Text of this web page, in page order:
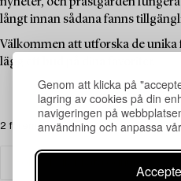
Genom att klicka på
lagring av cookies på din
navigeringen på
användning och anpassa
långt innan sådana fanns
Välkommen att utforska de
lägg ett bud på dina favoriter.
2 föremål